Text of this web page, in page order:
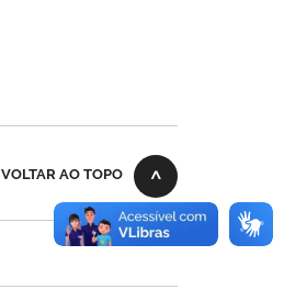
VOLTAR AO TOPO